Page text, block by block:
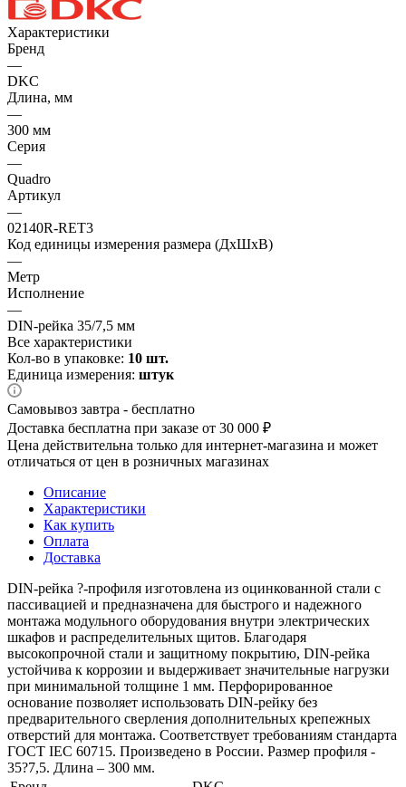
Характеристики
Бренд
—
DKC
Длина, мм
—
300 мм
Серия
—
Quadro
Артикул
—
02140R-RET3
Код единицы измерения размера (ДхШхВ)
—
Метр
Исполнение
—
DIN-рейка 35/7,5 мм
Все характеристики
Кол-во в упаковке: 10 шт.
Единица измерения: штук
Самовывоз завтра - бесплатно
Доставка бесплатна при заказе от 30 000 ₽
Цена действительна только для интернет-магазина и может
отличаться от цен в розничных магазинах
Описание
Характеристики
Как купить
Оплата
Доставка
DIN-рейка ?-профиля изготовлена из оцинкованной стали с
пассивацией и предназначена для быстрого и надежного
монтажа модульного оборудования внутри электрических
шкафов и распределительных щитов. Благодаря
высокопрочной стали и защитному покрытию, DIN-рейка
устойчива к коррозии и выдерживает значительные нагрузки
при минимальной толщине 1 мм. Перфорированное
основание позволяет использовать DIN-рейку без
предварительного сверления дополнительных крепежных
отверстий для монтажа. Соответствует требованиям стандарта
ГОСТ IEC 60715. Произведено в России. Размер профиля -
35?7,5. Длина – 300 мм.